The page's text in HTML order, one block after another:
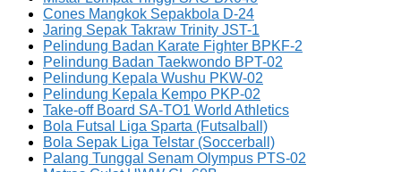
Cones Mangkok Sepakbola D-24
Jaring Sepak Takraw Trinity JST-1
Pelindung Badan Karate Fighter BPKF-2
Pelindung Badan Taekwondo BPT-02
Pelindung Kepala Wushu PKW-02
Pelindung Kepala Kempo PKP-02
Take-off Board SA-TO1 World Athletics
Bola Futsal Liga Sparta (Futsalball)
Bola Sepak Liga Telstar (Soccerball)
Palang Tunggal Senam Olympus PTS-02